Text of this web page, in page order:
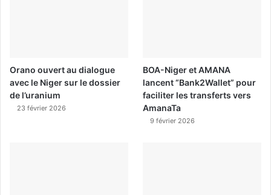
Orano ouvert au dialogue
avec le Niger sur le dossier
de l’uranium
23 février 2026
BOA-Niger et AMANA
lancent “Bank2Wallet” pour
faciliter les transferts vers
AmanaTa
9 février 2026